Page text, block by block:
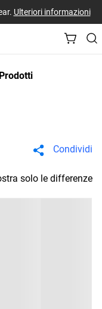
Ulteriori informazioni
Condividi
solo le differenze